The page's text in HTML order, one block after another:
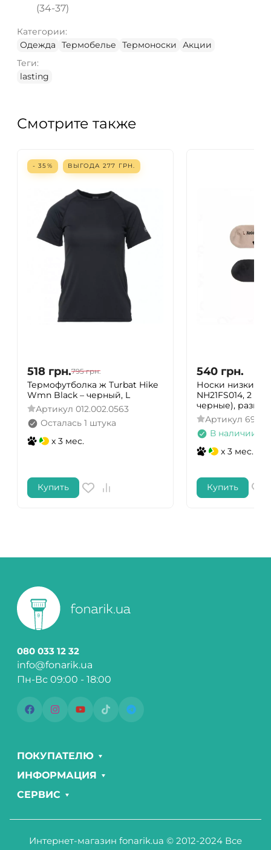
(34-37)
Категории:
Одежда
Термобелье Термоноски
Акции
Теги:
lasting
Смотрите также
- 35% ВЫГОДА 277 ГРН.
518 грн.795 грн.
Термофутболка ж Turbat Hike
Wmn Black – черный, L
Артикул 012.002.0563
Осталась 1 штука
x 3 мес.
Купить
540 грн.
Носки низкие
NH21FS014, 2
черные),
Артикул
В наличии
x 3 мес.
Купить
080 033 12 32
info@fonarik.ua
Пн-Вс 09:00 - 18:00
ПОКУПАТЕЛЮ
ИНФОРМАЦИЯ
СЕРВИС
Интернет-магазин fonarik.ua © 2012-2024 Все